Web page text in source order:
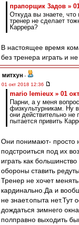
прапорщик 3адoв »
Откуда вы знаете,
тренер не сделает
Каррера?
В настоящее время
без тренера играть и
митхун -
01 окт 2018 12:36
mario lemieux » 01
Парни, а у меня
физкультурникам. Ну
они действительно не
пытается привить
Они понимают- просто
подстроиться под их
играть как
обороны ставить
Тренер не хочет
кардинально.Да и
не знает.опыта нет.Тут
дождаться зимнего
полправно выходить